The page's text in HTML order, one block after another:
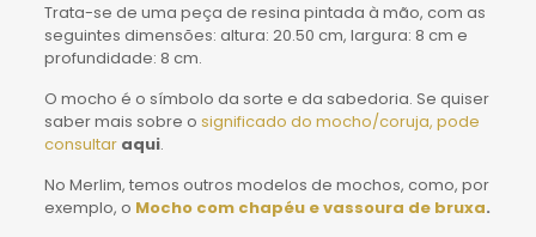
Trata-se de uma peça de resina pintada à mão, com as
seguintes dimensões: altura: 20.50 cm, largura: 8 cm e
profundidade: 8 cm.
O mocho é o símbolo da sorte e da sabedoria. Se quiser
saber mais sobre o significado do mocho/coruja, pode
consultar aqui.
No Merlim, temos outros modelos de mochos, como, por
exemplo, o Mocho com chapéu e vassoura de bruxa.